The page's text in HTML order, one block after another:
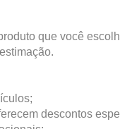
que você
descontos